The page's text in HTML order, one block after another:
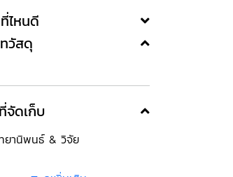
ไหนดี
วัสดุ
จัดเก็บ
ยานิพนธ์ & วิจัย